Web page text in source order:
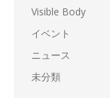
Visible Body
イベント
ニュース
未分類